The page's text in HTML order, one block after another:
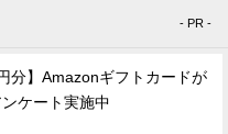
- PR -
分】Amazonギフトカードが
ケート実施中